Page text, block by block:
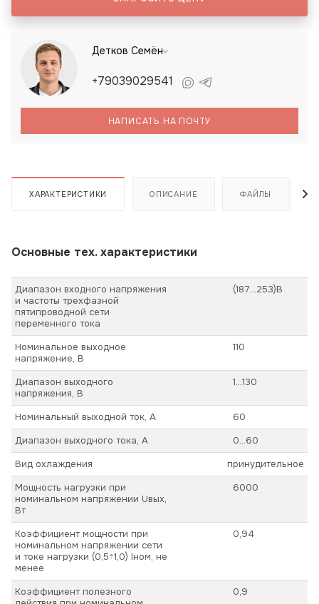
Детков Семён
+79039029541
НАПИСАТЬ НА ПОЧТУ
ХАРАКТЕРИСТИКИ ОПИСАНИЕ ФАЙЛЫ
Основные тех. характеристики
Диапазон входного напряжения
и частоты трехфазной
пятипроводной сети
переменного тока
(187…253)В
Номинальное выходное
напряжение, В
110
Диапазон выходного
напряжения, В
1…130
Номинальный выходной ток, А
60
Диапазон выходного тока, А
0…60
Вид охлаждения
принудительное
Мощность нагрузки при
номинальном напряжении Uвых,
Вт
6000
Коэффициент мощности при
номинальном напряжении сети
и токе нагрузки (0,5÷1,0) Iном, не
менее
0,94
Коэффициент полезного
0,9